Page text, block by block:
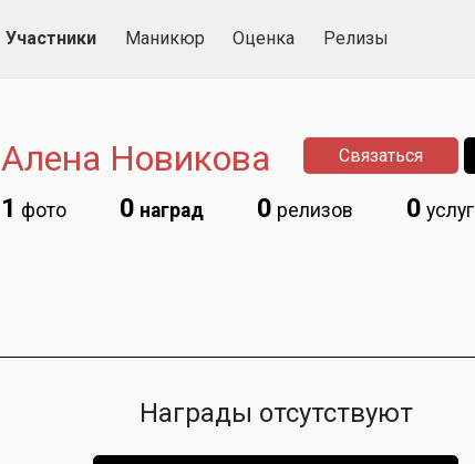
Участники Маникюр Оценка Релизы
Алена Новикова Связаться
1 фото 0 наград 0 релизов 0 услуг
Награды отсутствуют